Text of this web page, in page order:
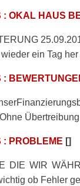
OKAL HAUS
ein Tag
: PROBLEME []
DIE WIR
ob Fehler